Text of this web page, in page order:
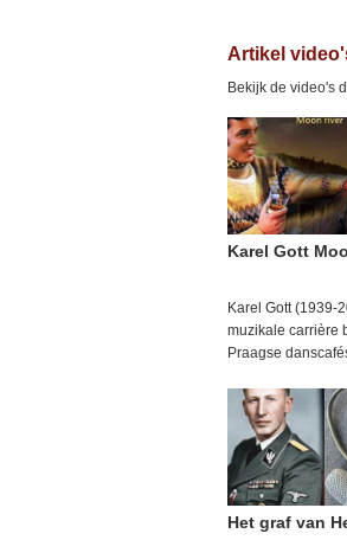
Artikel
Bekijk de video's
Karel Gott
Karel Gott (1939-
muzikale carrière
Praagse
Het graf van